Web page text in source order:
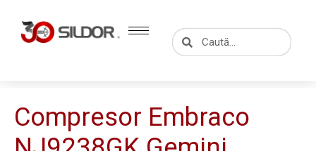
content
CautăCaută
Compresor Embraco